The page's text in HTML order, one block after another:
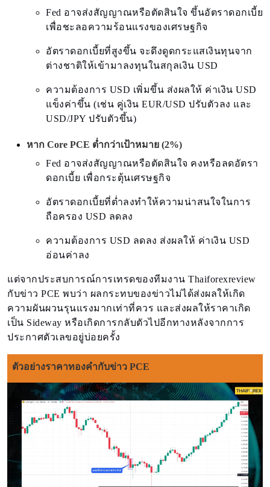
Fed อาจส่งสัญญาณหรือตัดสินใจ ขึ้นอัตราดอกเบี้ย
เพื่อชะลอความร้อนแรงของเศรษฐกิจ
อัตราดอกเบี้ยที่สูงขึ้น จะดึงดูดกระแสเงินทุนจาก
ต่างชาติให้เข้ามาลงทุนในสกุลเงิน USD
ความต้องการ USD เพิ่มขึ้น ส่งผลให้ ค่าเงิน USD
แข็งค่าขึ้น (เช่น คู่เงิน EUR/USD ปรับตัวลง และ
USD/JPY ปรับตัวขึ้น)
หาก Core PCE ต่ำกว่าเป้าหมาย (2%)
Fed อาจส่งสัญญาณหรือตัดสินใจ คงหรือลดอัตรา
ดอกเบี้ย เพื่อกระตุ้นเศรษฐกิจ
อัตราดอกเบี้ยที่ต่ำลงทำให้ความน่าสนใจในการ
ถือครอง USD ลดลง
ความต้องการ USD ลดลง ส่งผลให้ ค่าเงิน USD
อ่อนค่าลง
แต่จากประสบการณ์การเทรดของทีมงาน Thaiforexreview
กับข่าว PCE พบว่า ผลกระทบของข่าวไม่ได้ส่งผลให้เกิด
ความผันผวนรุนแรงมากเท่าที่ควร และส่งผลให้ราคาเกิด
เป็น Sideway หรือเกิดการกลับตัวไปอีกทางหลังจากการ
ประกาศตัวเลขอยู่บ่อยครั้ง
ตัวอย่างราคาทองคำกับข่าว PCE